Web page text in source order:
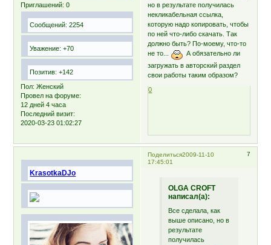
Приглашений: 0
Сообщений: 2254
Уважение: +70
Позитив: +142
Пол: Женский
Провел на форуме:
12 дней 4 часа
Последний визит:
2020-03-23 01:02:27
но в результате получилась
некликабельная ссылка,
которую надо копировать, чтобы
по ней что-либо скачать. Так
должно быть? По-моему, что-то
не то...
А обязательно ли
загружать в авторский раздел
свои работы таким образом?
0
Поделиться 7
2009-11-10
17:45:01
KrasotkaDJo
OLGA CROFT
написал(а):
Все сделала, как
выше описано, но в
результате
получилась